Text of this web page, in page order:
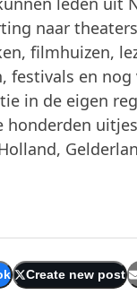
naar
filmhuizen,
en nog
in de eigen
honderden
Create new post